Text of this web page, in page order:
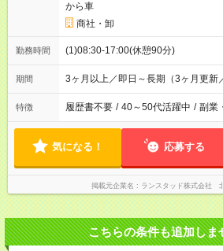
から車
商社・卸
勤務時間 (1)08:30-17:00(休憩90分)
期間 3ヶ月以上／即日～長期（3ヶ月更新
特徴 履歴書不要 / 40～50代活躍中 / 副業
気になる！ 応募する
掲載元企業名 ランスタッド株式会社
こちらの条件も追加しま